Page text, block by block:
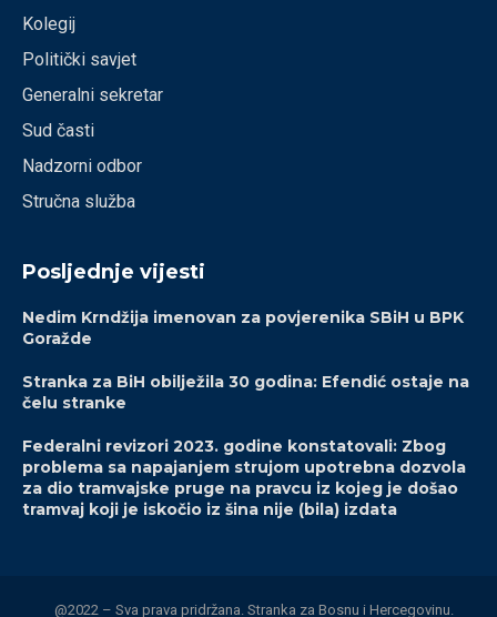
Kolegij
Politički savjet
Generalni sekretar
Sud časti
Nadzorni odbor
Stručna služba
Posljednje vijesti
Nedim Krndžija imenovan za povjerenika SBiH u BPK
Goražde
Stranka za BiH obilježila 30 godina: Efendić ostaje na
čelu stranke
Federalni revizori 2023. godine konstatovali: Zbog
problema sa napajanjem strujom upotrebna dozvola
za dio tramvajske pruge na pravcu iz kojeg je došao
tramvaj koji je iskočio iz šina nije (bila) izdata
@2022 – Sva prava pridržana. Stranka za Bosnu i Hercegovinu.